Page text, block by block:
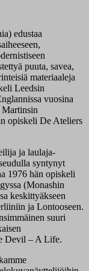
edustaa
puuta, savea,
materiaaleja
Leedsin
vuosina
Martinsin
opiskeli De Ateliers
ja laulaja-
syntynyt
1976 hän opiskeli
(Monashin
keskittyäkseen
ja Lontooseen.
suuri
Devil – A Life.